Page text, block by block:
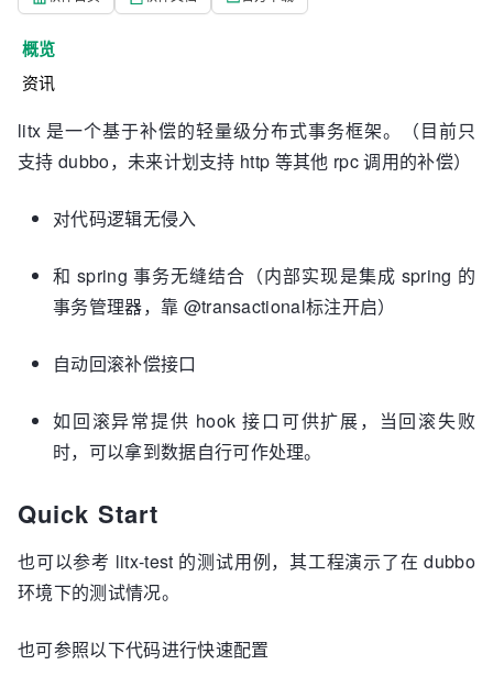
概览
资讯
litx 是一个基于补偿的轻量级分布式事务框架。（目前只
支持 dubbo，未来计划支持 http 等其他 rpc 调用的补偿）
对代码逻辑无侵入
和 spring 事务无缝结合（内部实现是集成 spring 的
事务管理器，靠 @transactional标注开启）
自动回滚补偿接口
如回滚异常提供 hook 接口可供扩展，当回滚失败
时，可以拿到数据自行可作处理。
Quick Start
也可以参考 litx-test 的测试用例，其工程演示了在 dubbo
环境下的测试情况。
也可参照以下代码进行快速配置